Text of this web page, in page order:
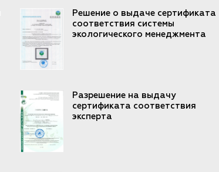
Решение о выдаче сертификата
соответствия системы
экологического менеджмента
Разрешение на выдачу
сертификата соответствия
эксперта